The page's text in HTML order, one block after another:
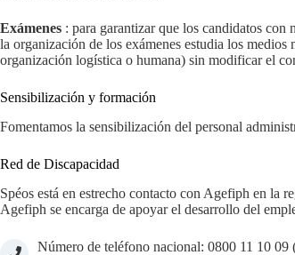
Exámenes : para garantizar que los candidatos con
la organización de los exámenes estudia los
organización logística o humana) sin modificar el
Sensibilización y formación
Fomentamos la sensibilización del personal
Red de Discapacidad
Spéos está en estrecho contacto con Agefiph en la
Agefiph se encarga de apoyar el desarrollo del
Número de teléfono nacional: 0800 11 10